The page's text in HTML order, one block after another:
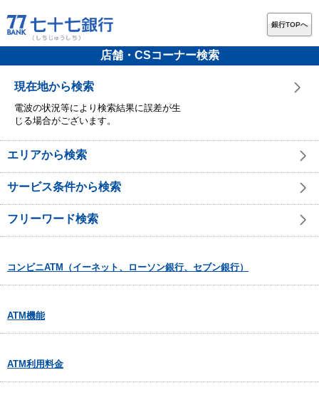
銀行TOPへ
店舗・CSコーナー検索
現在地から検索
電波の状況等により検索結果に誤差が生
じる場合がございます。
エリアから検索
サービス条件から検索
フリーワード検索
コンビニATM（イーネット、ローソン銀行、セブン銀行）
ATM機能
ATM利用料金